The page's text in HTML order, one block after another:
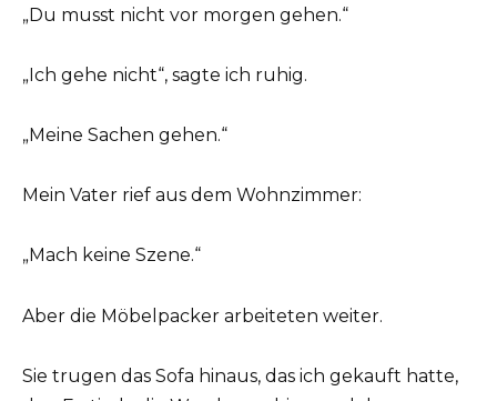
„Du musst nicht vor morgen gehen.“
„Ich gehe nicht“, sagte ich ruhig.
„Meine Sachen gehen.“
Mein Vater rief aus dem Wohnzimmer:
„Mach keine Szene.“
Aber die Möbelpacker arbeiteten weiter.
Sie trugen das Sofa hinaus, das ich gekauft hatte,